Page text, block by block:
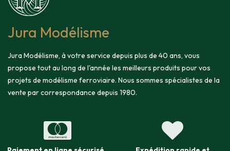
Jura Modélisme
Jura Modélisme, à votre service depuis plus de 40 ans, vous
propose tout au long de l'année les meilleurs produits pour vos
projets de modélisme ferroviaire. Nous sommes spécialistes de la
vente par correspondance depuis 1980.